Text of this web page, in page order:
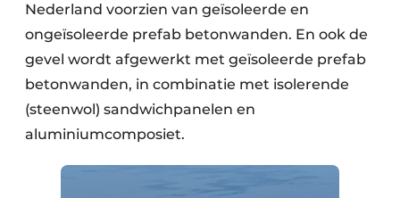
Nederland voorzien van geïsoleerde en
ongeïsoleerde prefab betonwanden. En ook de
gevel wordt afgewerkt met geïsoleerde prefab
betonwanden, in combinatie met isolerende
(steenwol) sandwichpanelen en
aluminiumcomposiet.